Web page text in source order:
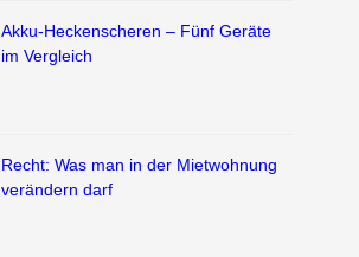
Akku-Heckenscheren – Fünf Geräte
im Vergleich
Recht: Was man in der Mietwohnung
verändern darf